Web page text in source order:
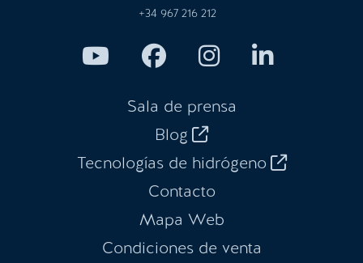
+34 967 216 212
Sala de prensa
Blog
Tecnologías de hidrógeno
Contacto
Mapa Web
Condiciones de venta